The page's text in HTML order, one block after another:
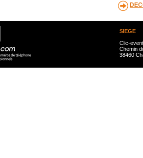
SIEGE
Clic-
Chemin
38460